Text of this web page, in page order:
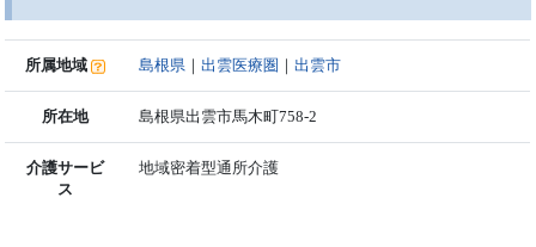
所属地域 島根県 ｜出雲医療圏 ｜出雲市
所在地 島根県出雲市馬木町758-2
介護サービ
ス
地域密着型通所介護